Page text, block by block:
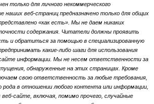
только для личного некоммерческого
наших веб-страниц предназначено только для общих
«как есть». Мы не даем никаких
содержания. Читатели должны проявить
и обратиться за помощью в специализированную
какие-либо шаги для использования
информации. Мы не несем ответственности за
обнаруженные на этих страницах. Кроме
свою ответственность за любые требования,
рода в отношении любого контента или информации,
сайте, включая, помимо прочего, случайные